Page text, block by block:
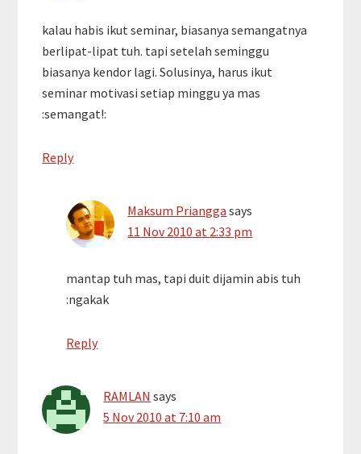
kalau habis ikut seminar, biasanya semangatnya
berlipat-lipat tuh. tapi setelah seminggu
biasanya kendor lagi. Solusinya, harus ikut
seminar motivasi setiap minggu ya mas
:semangat!:
Reply
Maksum Priangga says
11 Nov 2010 at 2:33 pm
mantap tuh mas, tapi duit dijamin abis tuh
:ngakak
Reply
RAMLAN says
5 Nov 2010 at 7:10 am